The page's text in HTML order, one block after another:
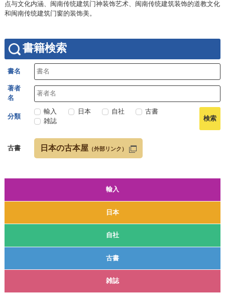
輸入
日本
自社
古書
雑誌
点与文化内涵、闽南传统建筑门神装饰艺术、闽南传统建筑装饰的道教文化
和闽南传统建筑门窗的装饰美。
書籍検索
書名
著者
名
分類
輸入 日本 自社
古書
雑誌
古書 日本の古本屋 （外部リンク）